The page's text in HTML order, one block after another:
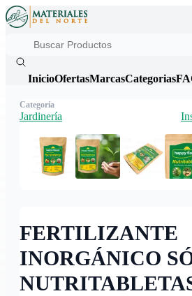
InicioOfertasMarcasCategorias
FERTILIZANTE
INORGÁNICO
Categoría
Jardinería